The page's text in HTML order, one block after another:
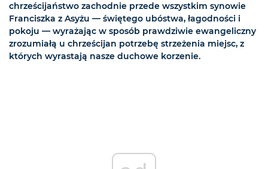
chrześcijaństwo zachodnie przede wszystkim synowie
Franciszka z Asyżu — świętego ubóstwa, łagodności i
pokoju — wyrażając w sposób prawdziwie ewangeliczny
zrozumiałą u chrześcijan potrzebę strzeżenia miejsc, z
których wyrastają nasze duchowe korzenie.